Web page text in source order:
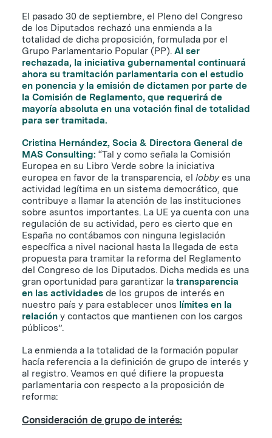
El pasado 30 de septiembre, el Pleno del Congreso
de los Diputados rechazó una enmienda a la
totalidad de dicha proposición, formulada por el
Grupo Parlamentario Popular (PP). Al ser
rechazada, la iniciativa gubernamental continuará
ahora su tramitación parlamentaria con el estudio
en ponencia y la emisión de dictamen por parte de
la Comisión de Reglamento, que requerirá de
mayoría absoluta en una votación final de totalidad
para ser tramitada.
Cristina Hernández, Socia & Directora General de
MAS Consulting: “Tal y como señala la Comisión
Europea en su Libro Verde sobre la iniciativa
europea en favor de la transparencia, el lobbyes una
actividad legítima en un sistema democrático, que
contribuye a llamar la atención de las instituciones
sobre asuntos importantes. La UE ya cuenta con una
regulación de su actividad, pero es cierto que en
España no contábamos con ninguna legislación
específica a nivel nacional hasta la llegada de esta
propuesta para tramitar la reforma del Reglamento
del Congreso de los Diputados. Dicha medida es una
gran oportunidad para garantizar la transparencia
en las actividades de los grupos de interés en
nuestro país y para establecer unos límites en la
relación y contactos que mantienen con los cargos
públicos”.
La enmienda a la totalidad de la formación popular
hacía referencia a la definición de grupo de interés y
al registro. Veamos en qué difiere la propuesta
parlamentaria con respecto a la proposición de
reforma:
Consideración de grupo de interés: